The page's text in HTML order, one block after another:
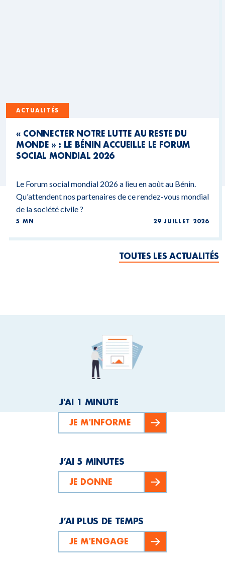
ACTUALITÉS
« CONNECTER NOTRE LUTTE AU RESTE DU
MONDE » : LE BÉNIN ACCUEILLE LE FORUM
SOCIAL MONDIAL 2026
Le Forum social mondial 2026 a lieu en août au Bénin.
Qu'attendent nos partenaires de ce rendez-vous mondial
de la société civile ?
5 MN 29 JUILLET 2026
TOUTES LES ACTUALITÉS
J'AI 1 MINUTE
JE M'INFORME
J’AI 5 MINUTES
JE DONNE
J’AI PLUS DE TEMPS
JE M'ENGAGE